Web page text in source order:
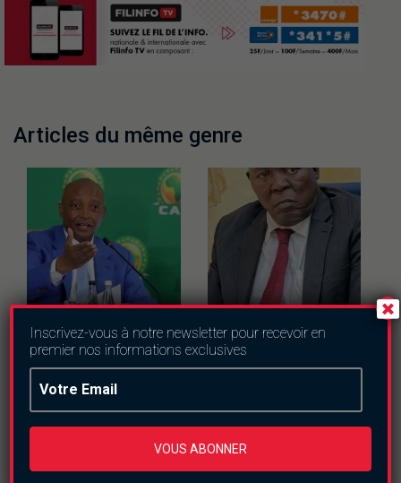
Articles du même genre
Actualités Sports
Motsepe annonce
qu’il quittera la
présidence en 2029
Sports
d’administration de
lundi le 13 juillet 2026
Inscrivez-vous à notre newsletter pour recevoir en
premier nos informations exclusives
VOUS ABONNER